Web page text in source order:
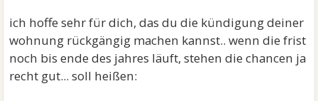
ich hoffe sehr für dich, das du die kündigung deiner
wohnung rückgängig machen kannst.. wenn die frist
noch bis ende des jahres läuft, stehen die chancen ja
recht gut... soll heißen: